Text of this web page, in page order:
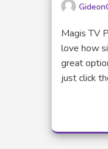
Magis TV
love how
great
just click